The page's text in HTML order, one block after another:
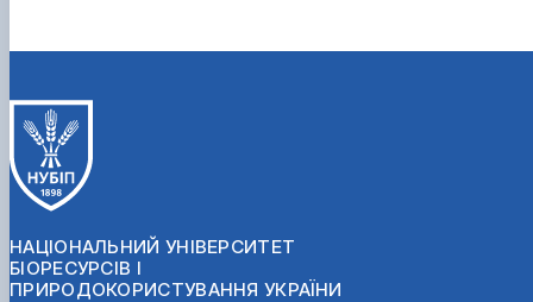
НАЦІОНАЛЬНИЙ УНІВЕРСИТЕТ
БІОРЕСУРСІВ І
ПРИРОДОКОРИСТУВАННЯ УКРАЇНИ